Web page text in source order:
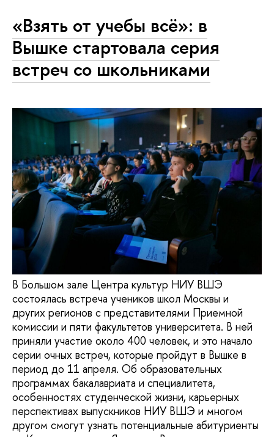
«Взять от учебы всё»: в
Вышке стартовала серия
встреч со школьниками
В Большом зале Центра культур НИУ ВШЭ
состоялась встреча учеников школ Москвы и
других регионов с представителями Приемной
комиссии и пяти факультетов университета. В ней
приняли участие около 400 человек, и это начало
серии очных встреч, которые пройдут в Вышке в
период до 11 апреля. Об образовательных
программах бакалавриата и специалитета,
особенностях студенческой жизни, карьерных
перспективах выпускников НИУ ВШЭ и многом
другом смогут узнать потенциальные абитуриенты